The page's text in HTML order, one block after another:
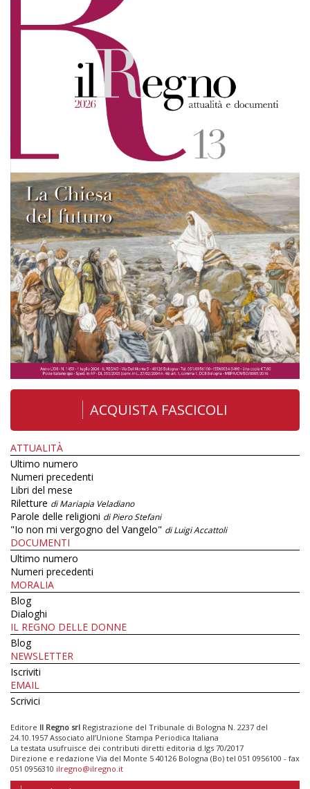
ACQUISTA FASCICOLI
ATTUALITÀ
Ultimo numero
Numeri precedenti
Libri del mese
Riletture di Mariapia Veladiano
Parole delle religioni di Piero Stefani
"Io non mi vergogno del Vangelo" di Luigi Accattoli
DOCUMENTI
Ultimo numero
Numeri precedenti
MORALIA
Blog
Dialoghi
IL REGNO DELLE DONNE
Blog
NEWSLETTER
Iscriviti
EMAIL
Scrivici
Editore Il Regno srl Registrazione del Tribunale di Bologna N. 2237 del
24.10.1957 Associato all’Unione Stampa Periodica Italiana
La testata usufruisce dei contributi diretti editoria d.lgs 70/2017
Direzione e redazione Via del Monte 5 40126 Bologna (Bo) tel 051 0956100 - fax
051 0956310 ilregno@ilregno.it